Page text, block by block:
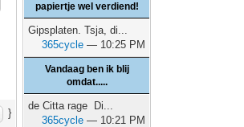
}
papiertje wel verdiend!
Gipsplaten. Tsja, di...
365cycle — 10:25 PM
Vandaag ben ik blij
omdat.....
de Citta rage Di...
365cycle — 10:21 PM